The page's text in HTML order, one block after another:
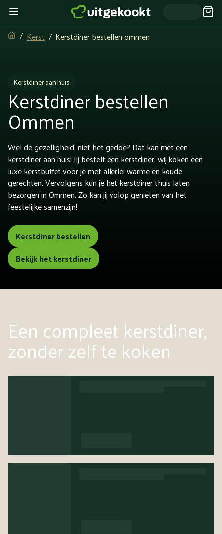
Kerst Kerstdiner bestellen ommen
Kerstdiner aan huis
Kerstdiner bestellen
Ommen
Wel de gezelligheid, niet het gedoe? Dat kan met een
kerstdiner aan huis! Jij bestelt een kerstdiner, wij koken een
luxe kerstbuffet voor je met allerlei warme en koude
gerechten. Vervolgens kun je het kerstdiner thuis laten
bezorgen in Ommen. Zo kan jij volop genieten van het
feestelijke samenzijn!
Kerstdiner bestellen
Bekijk het kerstdiner
Een compleet kerstdiner,
zonder zelf te koken